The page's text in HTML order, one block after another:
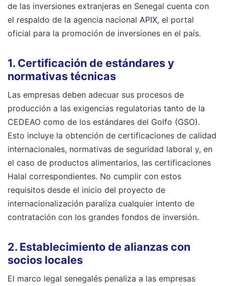
de las inversiones extranjeras en Senegal cuenta con
el respaldo de la agencia nacional APIX, el portal
oficial para la promoción de inversiones en el país.
1. Certificación de estándares y
normativas técnicas
Las empresas deben adecuar sus procesos de
producción a las exigencias regulatorias tanto de la
CEDEAO como de los estándares del Golfo (GSO).
Esto incluye la obtención de certificaciones de calidad
internacionales, normativas de seguridad laboral y, en
el caso de productos alimentarios, las certificaciones
Halal correspondientes. No cumplir con estos
requisitos desde el inicio del proyecto de
internacionalización paraliza cualquier intento de
contratación con los grandes fondos de inversión.
2. Establecimiento de alianzas con
socios locales
El marco legal senegalés penaliza a las empresas